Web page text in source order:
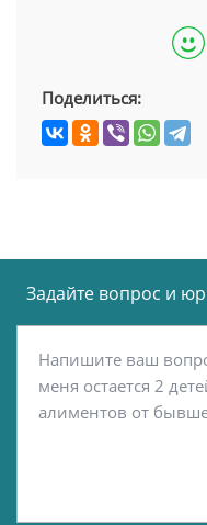
Поделиться:
Задайте вопрос и